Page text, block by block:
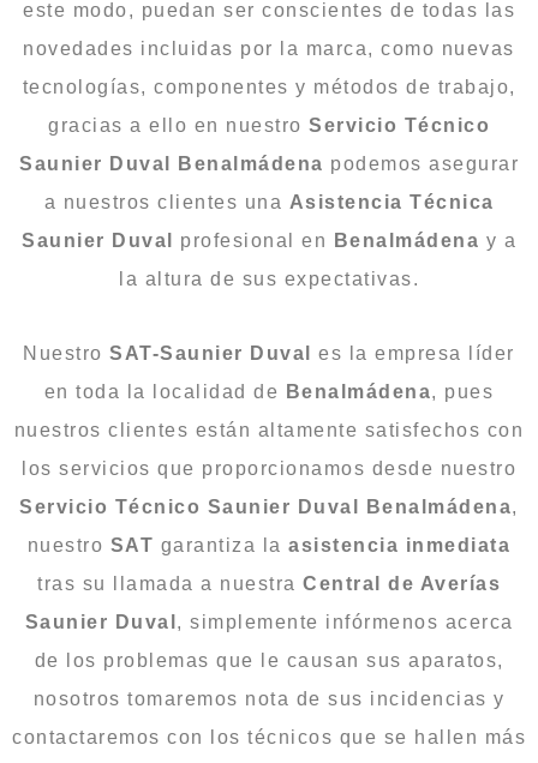
este modo, puedan ser conscientes de todas las
novedades incluidas por la marca, como nuevas
tecnologías, componentes y métodos de trabajo,
gracias a ello en nuestro Servicio Técnico
Saunier Duval Benalmádena podemos asegurar
a nuestros clientes una Asistencia Técnica
Saunier Duval
profesional en Benalmádena y a
la altura de sus expectativas.
NuestroSAT-Saunier Duval
es la empresa líder
en toda la localidad de
Benalmádena, pues
nuestros clientes están altamente satisfechos con
los servicios que proporcionamos desde nuestro
Servicio Técnico Saunier Duval Benalmádena,
nuestro SAT garantiza laasistencia inmediata
tras su llamada a nuestra Central de Averías
Saunier Duval , simplemente infórmenos acerca
de los problemas que le causan sus aparatos,
nosotros tomaremos nota de sus incidencias y
contactaremos con los técnicos que se hallen más